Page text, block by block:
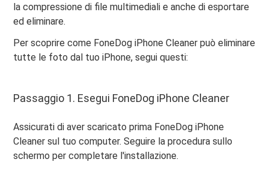
la compressione di file multimediali e anche di esportare
ed eliminare.
Per scoprire come FoneDog iPhone Cleaner può eliminare
tutte le foto dal tuo iPhone, segui questi:
Passaggio 1. Esegui FoneDog iPhone Cleaner
Assicurati di aver scaricato prima FoneDog iPhone
Cleaner sul tuo computer. Seguire la procedura sullo
schermo per completare l'installazione.